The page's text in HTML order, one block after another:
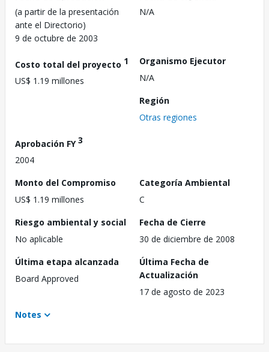
(a partir de la presentación
ante el Directorio)
9 de octubre de 2003
N/A
Costo total del proyecto 1
US$ 1.19 millones
Organismo Ejecutor
N/A
Región
Otras regiones
Aprobación FY3
2004
Monto del Compromiso
US$ 1.19 millones
Categoría Ambiental
C
Riesgo ambiental y social
No aplicable
Fecha de Cierre
30 de diciembre de 2008
Última etapa alcanzada
Board Approved
Última Fecha de
Actualización
17 de agosto de 2023
Notes